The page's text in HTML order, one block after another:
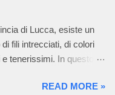
di Lucca, esiste un
fili intrecciati, di colori
tenerissimi. In questo
i fili con la maglieria e con
READ MORE »